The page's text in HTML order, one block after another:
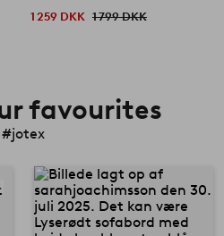
1 259 DKK 1 799 DKK
favourites
#jotex